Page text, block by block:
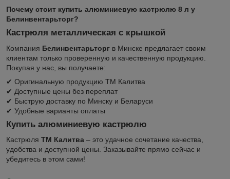
Почему стоит купить алюминиевую кастрюлю 8 л у
Белинвентарьторг?
Кастрюля металлическая с крышкой
Компания Белинвентарьторг в Минске предлагает своим
клиентам только проверенную и качественную продукцию.
Покупая у нас, вы получаете:
✔ Оригинальную продукцию ТМ Калитва
✔ Доступные цены без переплат
✔ Быструю доставку по Минску и Беларуси
✔ Удобные варианты оплаты
Купить алюминиевую кастрюлю
Кастрюля ТМ Калитва – это удачное сочетание качества,
удобства и доступной цены. Заказывайте прямо сейчас и
убедитесь в этом сами!